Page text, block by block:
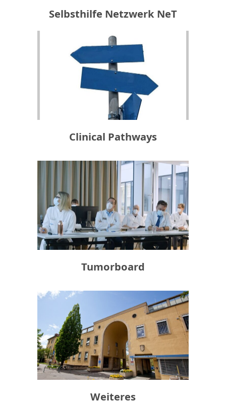
Selbsthilfe Netzwerk NeT
Clinical Pathways
Tumorboard
Weiteres